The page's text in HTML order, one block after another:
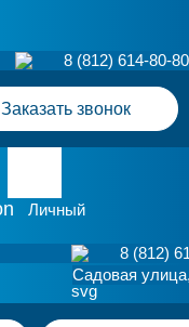
8 (812) 614-80-80
Заказать звонок
Личный
8 (812)
Садовая